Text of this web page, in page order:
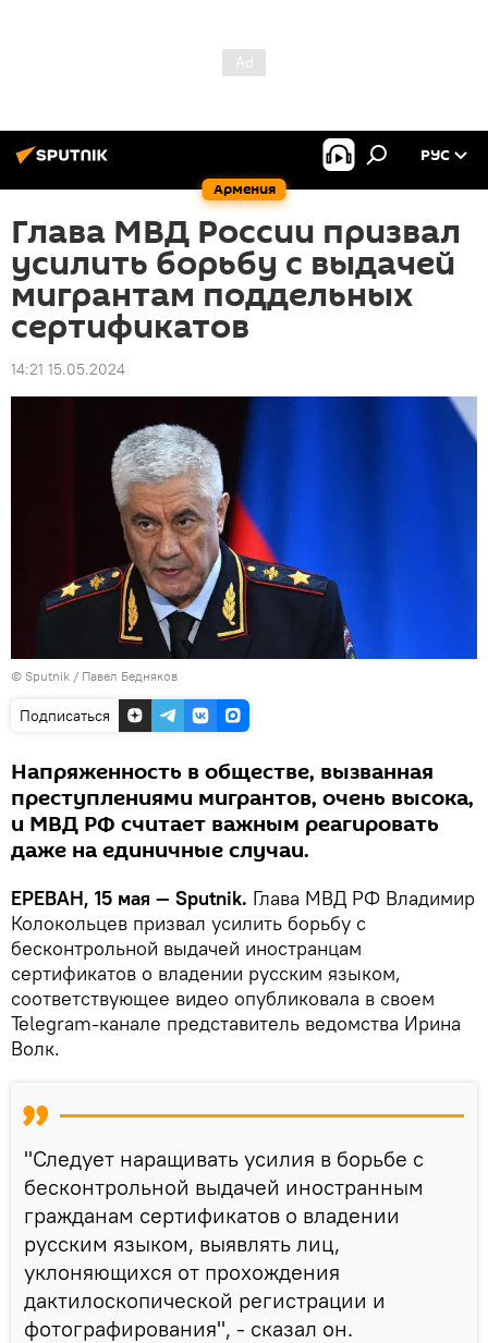
Армения
РУС
Глава МВД России призвал
усилить борьбу с выдачей
мигрантам поддельных
сертификатов
14:21 15.05.2024
© Sputnik / Павел Бедняков
Подписаться
Напряженность в обществе, вызванная
преступлениями мигрантов, очень высока,
и МВД РФ считает важным реагировать
даже на единичные случаи.
ЕРЕВАН, 15 мая — Sputnik. Глава МВД РФ Владимир
Колокольцев призвал усилить борьбу с
бесконтрольной выдачей иностранцам
сертификатов о владении русским языком,
соответствующее видео опубликовала в своем
Telegram-канале представитель ведомства Ирина
Волк.
"Следует наращивать усилия в борьбе с
бесконтрольной выдачей иностранным
гражданам сертификатов о владении
русским языком, выявлять лиц,
уклоняющихся от прохождения
дактилоскопической регистрации и
фотографирования", - сказал он.